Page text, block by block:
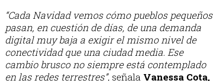
“Cada Navidad vemos cómo pueblos pequeños
pasan, en cuestión de días, de una demanda
digital muy baja a exigir el mismo nivel de
conectividad que una ciudad media. Ese
cambio brusco no siempre está contemplado
en las redes terrestres”, señala Vanessa Cota,